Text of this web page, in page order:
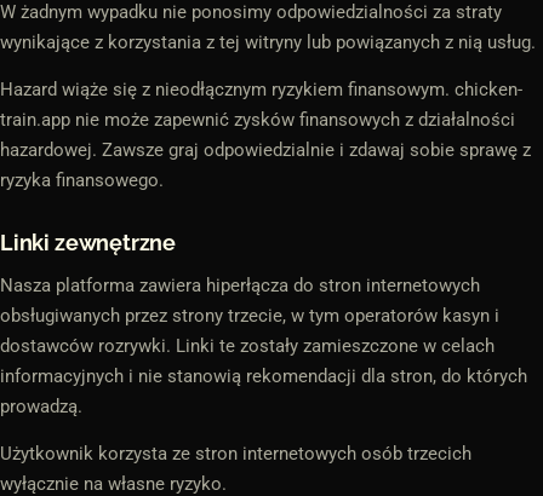
W żadnym wypadku nie ponosimy odpowiedzialności za straty
wynikające z korzystania z tej witryny lub powiązanych z nią usług.
Hazard wiąże się z nieodłącznym ryzykiem finansowym. chicken-
train.app nie może zapewnić zysków finansowych z działalności
hazardowej. Zawsze graj odpowiedzialnie i zdawaj sobie sprawę z
ryzyka finansowego.
Linki zewnętrzne
Nasza platforma zawiera hiperłącza do stron internetowych
obsługiwanych przez strony trzecie, w tym operatorów kasyn i
dostawców rozrywki. Linki te zostały zamieszczone w celach
informacyjnych i nie stanowią rekomendacji dla stron, do których
prowadzą.
Użytkownik korzysta ze stron internetowych osób trzecich
wyłącznie na własne ryzyko.